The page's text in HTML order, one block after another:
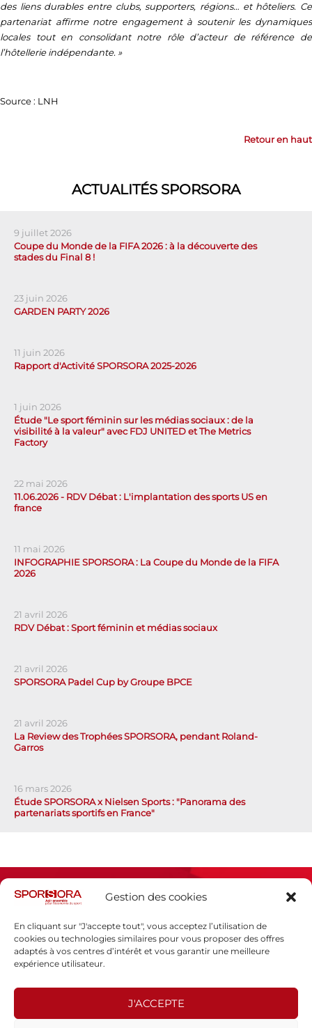
Gestion des cookies
En cliquant sur "J'accepte tout", vous acceptez l’utilisation de
cookies ou technologies similaires pour vous proposer des offres
adaptés à vos centres d’intérêt et vous garantir une meilleure
expérience utilisateur.
J'ACCEPTE
des liens durables entre clubs, supporters, régions… et hôteliers. Ce
partenariat affirme notre engagement à soutenir les dynamiques
locales tout en consolidant notre rôle d’acteur de référence de
l’hôtellerie indépendante. »
Source : LNH
Retour en haut
ACTUALITÉS SPORSORA
9 juillet 2026
Coupe du Monde de la FIFA 2026 : à la découverte des
stades du Final 8 !
23 juin 2026
GARDEN PARTY 2026
11 juin 2026
Rapport d'Activité SPORSORA 2025-2026
1 juin 2026
Étude "Le sport féminin sur les médias sociaux : de la
visibilité à la valeur" avec FDJ UNITED et The Metrics
Factory
22 mai 2026
11.06.2026 - RDV Débat : L'implantation des sports US en
france
11 mai 2026
INFOGRAPHIE SPORSORA : La Coupe du Monde de la FIFA
2026
21 avril 2026
RDV Débat : Sport féminin et médias sociaux
21 avril 2026
SPORSORA Padel Cup by Groupe BPCE
21 avril 2026
La Review des Trophées SPORSORA, pendant Roland-
Garros
16 mars 2026
Étude SPORSORA x Nielsen Sports : "Panorama des
partenariats sportifs en France"
Espace presse
Politique de confidentialité